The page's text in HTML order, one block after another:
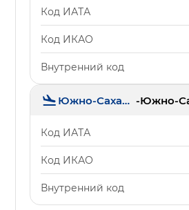
Код ИАТА
Код ИКАО
Внутренний код
Южно-Сахалинск -
Код ИАТА
Код ИКАО
Внутренний код